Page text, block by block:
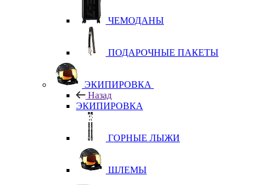
ЧЕМОДАНЫ
ПОДАРОЧНЫЕ ПАКЕТЫ
ЭКИПИРОВКА
Назад
ЭКИПИРОВКА
ГОРНЫЕ ЛЫЖИ
ШЛЕМЫ